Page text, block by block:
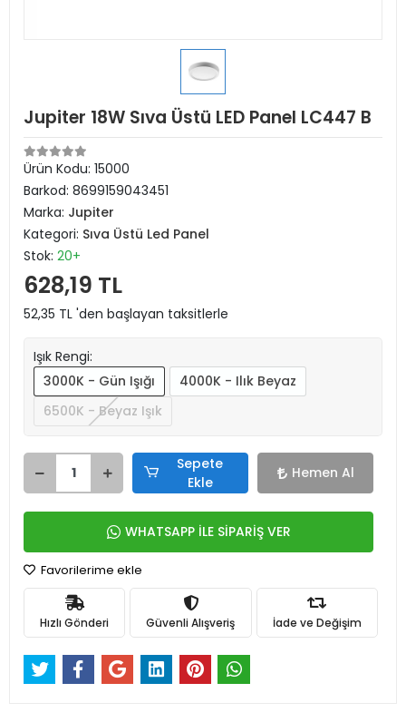
Jupiter 18W Sıva Üstü LED Panel LC447 B
Ürün Kodu: 15000
Barkod: 8699159043451
Marka: Jupiter
Kategori: Sıva Üstü Led Panel
Stok: 20+
628,19 TL
52,35 TL 'den başlayan taksitlerle
Işık Rengi:
3000K - Gün Işığı
4000K - Ilık Beyaz
6500K - Beyaz Işık
Sepete
Ekle
Hemen Al
WHATSAPP İLE SİPARİŞ VER
Favorilerime ekle
Hızlı Gönderi Güvenli Alışveriş İade ve Değişim